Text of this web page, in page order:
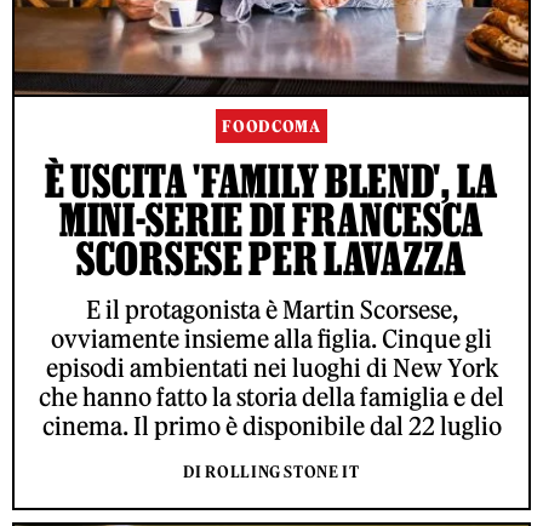
FOODCOMA
È USCITA 'FAMILY BLEND', LA
MINI-SERIE DI FRANCESCA
SCORSESE PER LAVAZZA
E il protagonista è Martin Scorsese,
ovviamente insieme alla figlia. Cinque gli
episodi ambientati nei luoghi di New York
che hanno fatto la storia della famiglia e del
cinema. Il primo è disponibile dal 22 luglio
DI ROLLING STONE IT